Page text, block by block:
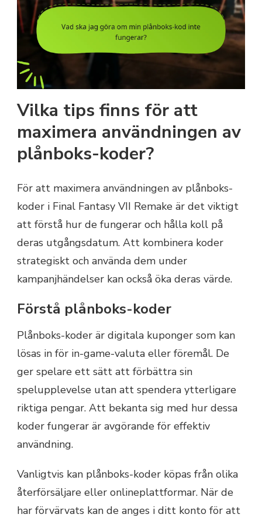
Vilka tips finns för att
maximera användningen av
plånboks-koder?
För att maximera användningen av plånboks-
koder i Final Fantasy VII Remake är det viktigt
att förstå hur de fungerar och hålla koll på
deras utgångsdatum. Att kombinera koder
strategiskt och använda dem under
kampanjhändelser kan också öka deras värde.
Förstå plånboks-koder
Plånboks-koder är digitala kuponger som kan
lösas in för in-game-valuta eller föremål. De
ger spelare ett sätt att förbättra sin
spelupplevelse utan att spendera ytterligare
riktiga pengar. Att bekanta sig med hur dessa
koder fungerar är avgörande för effektiv
användning.
Vanligtvis kan plånboks-koder köpas från olika
återförsäljare eller onlineplattformar. När de
har förvärvats kan de anges i ditt konto för att